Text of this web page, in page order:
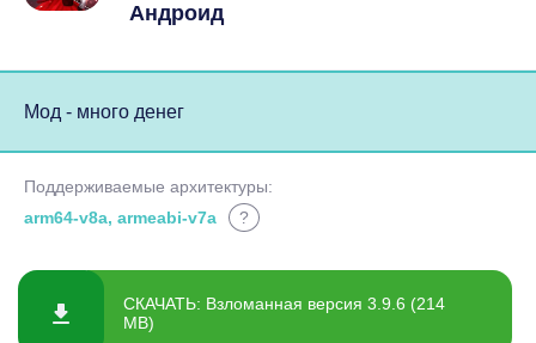
Андроид
Мод - много денег
Поддерживаемые архитектуры:
arm64-v8a, armeabi-v7a
?
СКАЧАТЬ: Взломанная версия 3.9.6 (214
MB)